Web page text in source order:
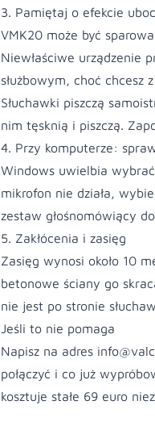
3. Pamiętaj o efekcie
VMK20 może być
Niewłaściwe urządzenie
służbowym, choć
Słuchawki piszczą
nim tęsknią i piszczą.
4. Przy komputerze:
Windows uwielbia
mikrofon nie działa,
zestaw głośnomówiący
5. Zakłócenia i zasięg
Zasięg wynosi około 10
betonowe ściany go
nie jest po stronie
Jeśli to nie pomaga
Napisz na adres
połączyć i co już
kosztuje stałe 69 euro